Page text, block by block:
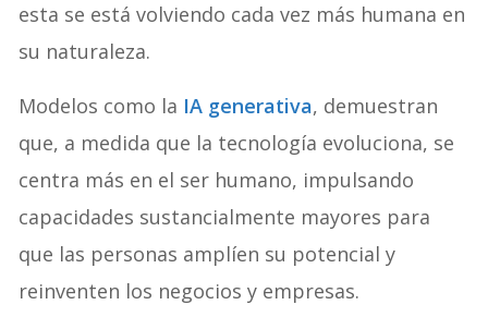
esta se está volviendo cada vez más humana en
su naturaleza.
Modelos como la IA generativa, demuestran
que, a medida que la tecnología evoluciona, se
centra más en el ser humano, impulsando
capacidades sustancialmente mayores para
que las personas amplíen su potencial y
reinventen los negocios y empresas.